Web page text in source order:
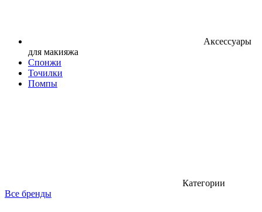
Аксессуары
для макияжа
Спонжи
Точилки
Помпы
Категории
Все бренды